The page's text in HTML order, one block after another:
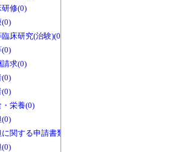
修(0)
床研究(治験)(0)
求(0)
(0)
栄養(0)
関する申請書類(0)